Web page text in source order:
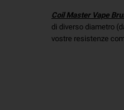
Coil Master Vape
di diverso diametro
vostre resistenze